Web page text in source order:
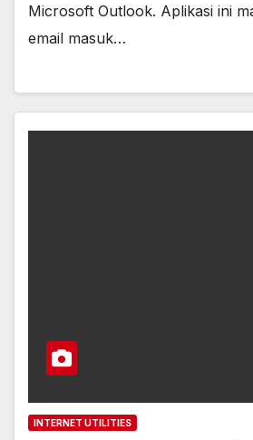
Microsoft Outlook. Aplikasi ini
email masuk…
INTERNET UTILITIES